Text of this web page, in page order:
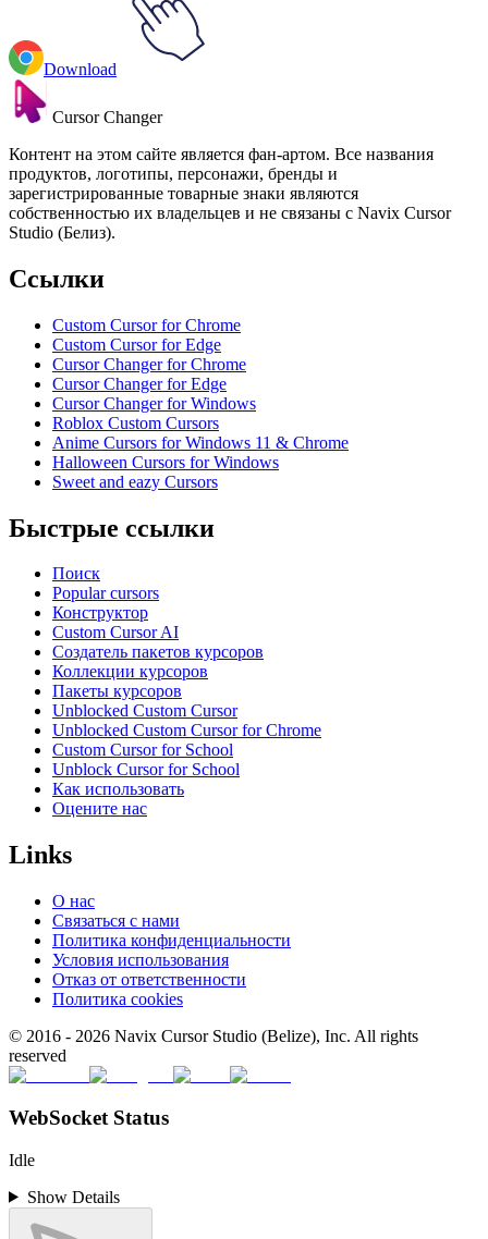
Download
Cursor Changer
Контент на этом сайте является фан-артом. Все названия
продуктов, логотипы, персонажи, бренды и
зарегистрированные товарные знаки являются
собственностью их владельцев и не связаны с Navix Cursor
Studio (Белиз).
Ссылки
Custom Cursor for Chrome
Custom Cursor for Edge
Cursor Changer for Chrome
Cursor Changer for Edge
Cursor Changer for Windows
Roblox Custom Cursors
Anime Cursors for Windows 11 & Chrome
Halloween Cursors for Windows
Sweet and eazy Cursors
Быстрые ссылки
Поиск
Popular cursors
Конструктор
Custom Cursor AI
Создатель пакетов курсоров
Коллекции курсоров
Пакеты курсоров
Unblocked Custom Cursor
Unblocked Custom Cursor for Chrome
Custom Cursor for School
Unblock Cursor for School
Как использовать
Оцените нас
Links
О нас
Связаться с нами
Политика конфиденциальности
Условия использования
Отказ от ответственности
Политика cookies
© 2016 - 2026 Navix Cursor Studio (Belize), Inc. All rights
reserved
WebSocket Status
Idle
Show Details